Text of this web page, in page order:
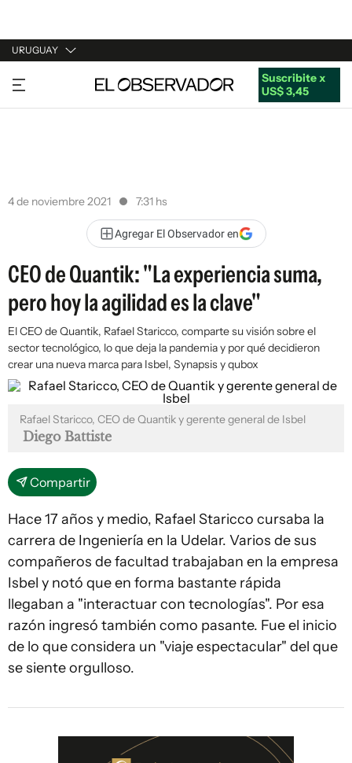
URUGUAY
URUGUAY
ARGENTINA
Suscribite x
US$ 3,45
4 de noviembre 2021 7:31 hs
Agregar El Observador en
CEO de Quantik: "La experiencia suma,
pero hoy la agilidad es la clave"
El CEO de Quantik, Rafael Staricco, comparte su visión sobre el
sector tecnológico, lo que deja la pandemia y por qué decidieron
crear una nueva marca para Isbel, Synapsis y qubox
Rafael Staricco, CEO de Quantik y gerente general de Isbel
Diego Battiste
Compartir
Hace 17 años y medio, Rafael Staricco cursaba la
carrera de Ingeniería en la Udelar. Varios de sus
compañeros de facultad trabajaban en la empresa
Isbel y notó que en forma bastante rápida
llegaban a "interactuar con tecnologías". Por esa
razón ingresó también como pasante. Fue el inicio
de lo que considera un "viaje espectacular" del que
se siente orgulloso.